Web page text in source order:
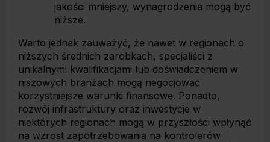
jakości mniejszy, wynagrodzenia mogą być
niższe.
Warto jednak zauważyć, że nawet w regionach o
niższych średnich zarobkach, specjaliści z
unikalnymi kwalifikacjami lub doświadczeniem w
niszowych branżach mogą negocjować
korzystniejsze warunki finansowe. Ponadto,
rozwój infrastruktury oraz inwestycje w
niektórych regionach mogą w przyszłości wpłynąć
na wzrost zapotrzebowania na kontrolerów